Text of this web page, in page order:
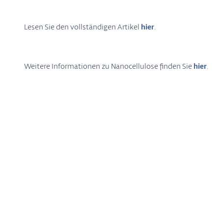
Lesen Sie den vollständigen Artikel hier.
Weitere Informationen zu Nanocellulose finden Siehier.